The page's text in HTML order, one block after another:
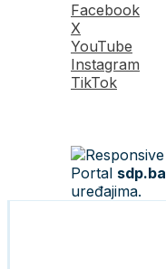
Facebook
X
YouTube
Instagram
TikTok
Portal sdp.ba
uređajima.